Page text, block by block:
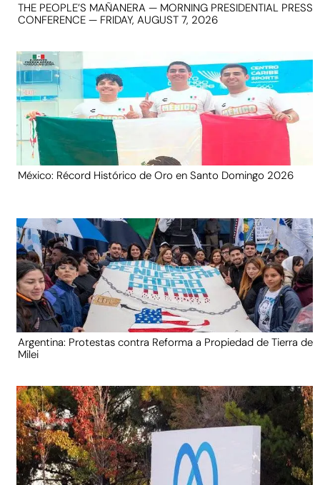
THE PEOPLE’S MAÑANERA — MORNING PRESIDENTIAL PRESS
CONFERENCE — FRIDAY, AUGUST 7, 2026
México: Récord Histórico de Oro en Santo Domingo 2026
Argentina: Protestas contra Reforma a Propiedad de Tierra de
Milei